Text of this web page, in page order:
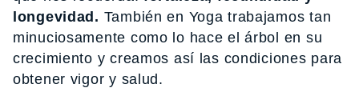
longevidad. También en Yoga trabajamos tan
minuciosamente como lo hace el árbol en su
crecimiento y creamos así las condiciones para
obtener vigor y salud.